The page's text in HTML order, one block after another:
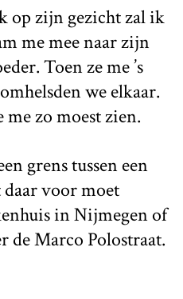
op zijn gezicht zal ik
me mee naar zijn
Toen ze me ’s
we elkaar.
me zo moest zien.
grens tussen een
voor moet
in Nijmegen of
de Marco Polostraat.